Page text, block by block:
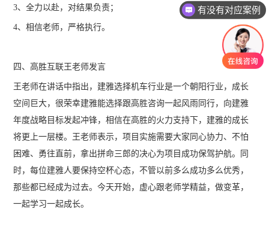
3、全力以赴，对结果负责；
4、相信老师，严格执行。
四、高胜互联王老师发言
王老师在讲话中指出，建雅选择机车行业是一个朝阳行业，成长
空间巨大，很荣幸建雅能选择跟高胜咨询一起风雨同行，向建雅
年度战略目标发起冲锋，相信在高胜的火力支持下，建雅的成长
将更上一层楼。王老师表示，项目实施需要大家同心协力、不怕
困难、勇往直前，拿出拼命三郎的决心为项目成功保驾护航。同
时，每位建雅人要保持空杯心态，不管以前多么成功多么优秀，
那些都已经成为过去。今天开始，虚心跟老师学精益，做变革，
一起学习一起成长。
有没有对应案例